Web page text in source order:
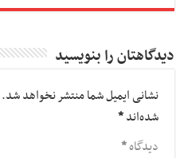
دیدگاهتان را بنویسید
نشانی ایمیل شما منتشر نخواهد شد.
شده‌اند*
دیدگاه*